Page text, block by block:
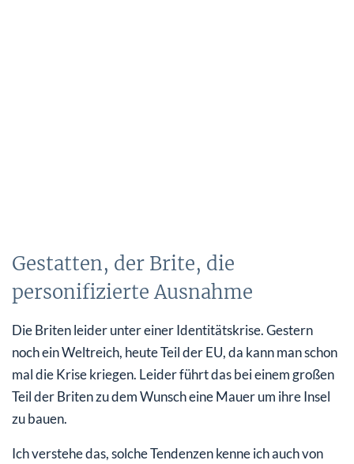
Gestatten, der Brite, die
personifizierte Ausnahme
Die Briten leider unter einer Identitätskrise. Gestern
noch ein Weltreich, heute Teil der EU, da kann man schon
mal die Krise kriegen. Leider führt das bei einem großen
Teil der Briten zu dem Wunsch eine Mauer um ihre Insel
zu bauen.
Ich verstehe das, solche Tendenzen kenne ich auch von